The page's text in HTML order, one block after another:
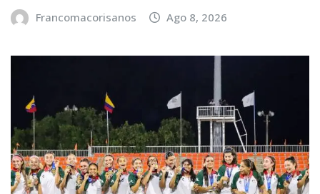
Francomacorisanos Ago 8, 2026